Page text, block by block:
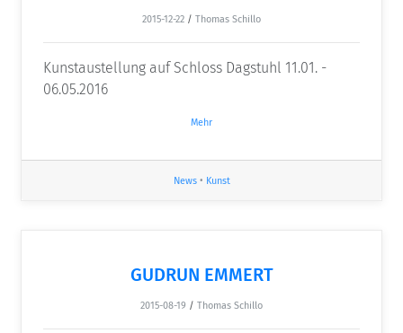
2015-12-22 / Thomas Schillo
Kunstaustellung auf Schloss Dagstuhl 11.01. -
06.05.2016
Mehr
News• Kunst
GUDRUN EMMERT
2015-08-19 / Thomas Schillo